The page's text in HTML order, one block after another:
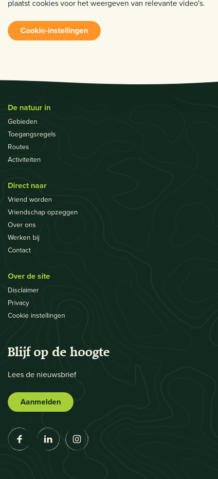
plaatst cookies voor het weergeven van relevante video's.
Cookie-instellingen
De natuur in
Gebieden
Toegangsregels
Routes
Activiteiten
Direct naar
Vriend worden
Vriendschap opzeggen
Over ons
Werken bij
Contact
Over de site
Disclaimer
Privacy
Cookie instellingen
Blijf op de hoogte
Lees de nieuwsbrief
Aanmelden